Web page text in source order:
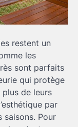
restent un
les
sont parfaits
qui protège
de leurs
par
saisons. Pour